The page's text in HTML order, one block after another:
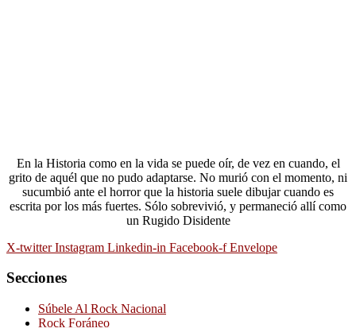
En la Historia como en la vida se puede oír, de vez en cuando, el
grito de aquél que no pudo adaptarse. No murió con el momento, ni
sucumbió ante el horror que la historia suele dibujar cuando es
escrita por los más fuertes. Sólo sobrevivió, y permaneció allí como
un Rugido Disidente
X-twitter Instagram Linkedin-in Facebook-f Envelope
Secciones
Súbele Al Rock Nacional
Rock Foráneo